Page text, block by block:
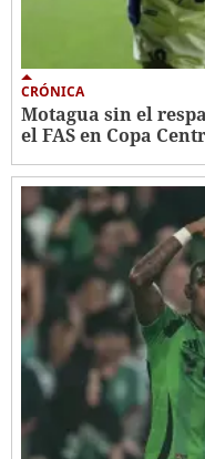
CRÓNICA
Motagua sin el
el FAS en Copa